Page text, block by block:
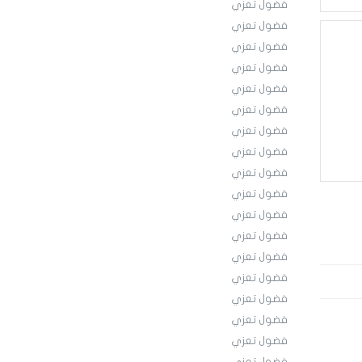
فضول تعزي
فضول تعزي
فضول تعزي
فضول تعزي
فضول تعزي
فضول تعزي
فضول تعزي
فضول تعزي
فضول تعزي
فضول تعزي
فضول تعزي
فضول تعزي
فضول تعزي
فضول تعزي
فضول تعزي
فضول تعزي
فضول تعزي